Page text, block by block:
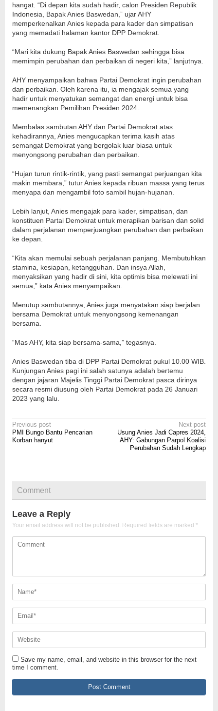
hangat. “Di depan kita sudah hadir, calon Presiden Republik
Indonesia, Bapak Anies Baswedan,” ujar AHY
memperkenalkan Anies kepada para kader dan simpatisan
yang memadati halaman kantor DPP Demokrat.
“Mari kita dukung Bapak Anies Baswedan sehingga bisa
memimpin perubahan dan perbaikan di negeri kita,” lanjutnya.
AHY menyampaikan bahwa Partai Demokrat ingin perubahan
dan perbaikan. Oleh karena itu, ia mengajak semua yang
hadir untuk menyatukan semangat dan energi untuk bisa
memenangkan Pemilihan Presiden 2024.
Membalas sambutan AHY dan Partai Demokrat atas
kehadirannya, Anies mengucapkan terima kasih atas
semangat Demokrat yang bergolak luar biasa untuk
menyongsong perubahan dan perbaikan.
“Hujan turun rintik-rintik, yang pasti semangat perjuangan kita
makin membara,” tutur Anies kepada ribuan massa yang terus
menyapa dan mengambil foto sambil hujan-hujanan.
Lebih lanjut, Anies mengajak para kader, simpatisan, dan
konstituen Partai Demokrat untuk merapikan barisan dan solid
dalam perjalanan memperjuangkan perubahan dan perbaikan
ke depan.
“Kita akan memulai sebuah perjalanan panjang. Membutuhkan
stamina, kesiapan, ketangguhan. Dan insya Allah,
menyaksikan yang hadir di sini, kita optimis bisa melewati ini
semua,” kata Anies menyampaikan.
Menutup sambutannya, Anies juga menyatakan siap berjalan
bersama Demokrat untuk menyongsong kemenangan
bersama.
“Mas AHY, kita siap bersama-sama,” tegasnya.
Anies Baswedan tiba di DPP Partai Demokrat pukul 10.00 WIB.
Kunjungan Anies pagi ini salah satunya adalah bertemu
dengan jajaran Majelis Tinggi Partai Demokrat pasca dirinya
secara resmi diusung oleh Partai Demokrat pada 26 Januari
2023 yang lalu.
Post
navigation
Previous post
PMI Bungo Bantu Pencarian
Korban hanyut
Next post
Usung Anies Jadi Capres 2024,
AHY: Gabungan Parpol Koalisi
Perubahan Sudah Lengkap
Comment
Leave a Reply
Your email address will not be published. Required fields are marked *
Save my name, email, and website in this browser for the next
time I comment.